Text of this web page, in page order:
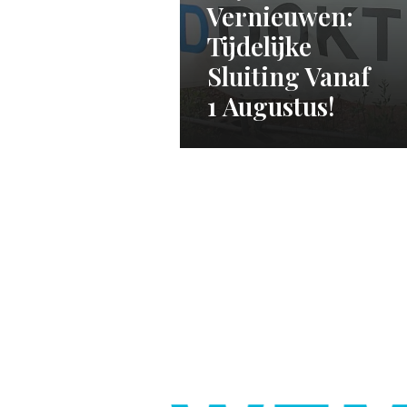
Vernieuwen:
Tijdelijke
Sluiting Vanaf
1 Augustus!